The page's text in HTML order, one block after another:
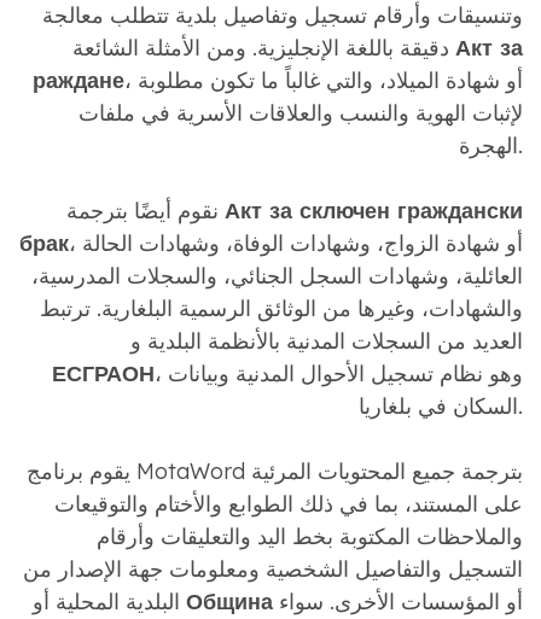
وتنسيقات وأرقام تسجيل وتفاصيل بلدية تتطلب معالجة
دقيقة باللغة الإنجليزية. ومن الأمثلة الشائعةАкт за
раждане، أو شهادة الميلاد، والتي غالباً ما تكون مطلوبة
لإثبات الهوية والنسب والعلاقات الأسرية في ملفات
الهجرة.
نقوم أيضًا بترجمةАкт за сключен граждански
брак، أو شهادة الزواج، وشهادات الوفاة، وشهادات الحالة
العائلية، وشهادات السجل الجنائي، والسجلات المدرسية،
والشهادات، وغيرها من الوثائق الرسمية البلغارية. ترتبط
العديد من السجلات المدنية بالأنظمة البلدية و
ЕСГРАОН، وهو نظام تسجيل الأحوال المدنية وبيانات
السكان في بلغاريا.
يقوم برنامج MotaWord بترجمة جميع المحتويات المرئية
على المستند، بما في ذلك الطوابع والأختام والتوقيعات
والملاحظات المكتوبة بخط اليد والتعليقات وأرقام
التسجيل والتفاصيل الشخصية ومعلومات جهة الإصدار من
البلدية المحلية أوОбщина